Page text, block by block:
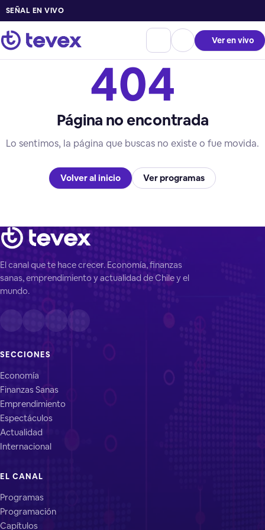
SEÑAL EN VIVO
Ver en vivo
404
Página no encontrada
Lo sentimos, la página que buscas no existe o fue movida.
Volver al inicio Ver programas
El canal que te hace crecer. Economía, finanzas
sanas, emprendimiento y actualidad de Chile y el
mundo.
SECCIONES
Economía
Finanzas Sanas
Emprendimiento
Espectáculos
Actualidad
Internacional
EL CANAL
Programas
Programación
Capítulos